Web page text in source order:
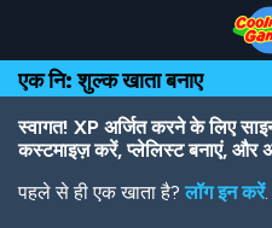
Top
of
Page
Navigation
Main
Content
Footer
main
content
एक नि: शुल्क खाता बनाए
स्वागत! XP अर्जित करने के लिए
कस्टमाइज़ करें, प्लेलिस्ट बनाएं, और
पहले से ही एक खाता है?लॉग इन करें.